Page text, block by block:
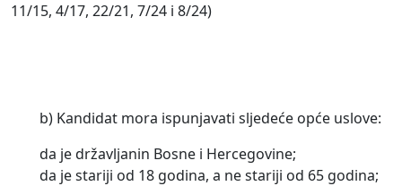
11/15, 4/17, 22/21, 7/24 i 8/24)
b) Kandidat mora ispunjavati sljedeće opće uslove:
da je državljanin Bosne i Hercegovine;
da je stariji od 18 godina, a ne stariji od 65 godina;